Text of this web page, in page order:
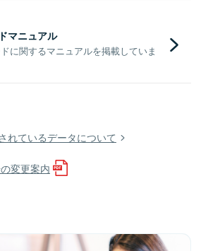
マニュアル
に関するマニュアルを掲載していま
れているデータについて
変更案内